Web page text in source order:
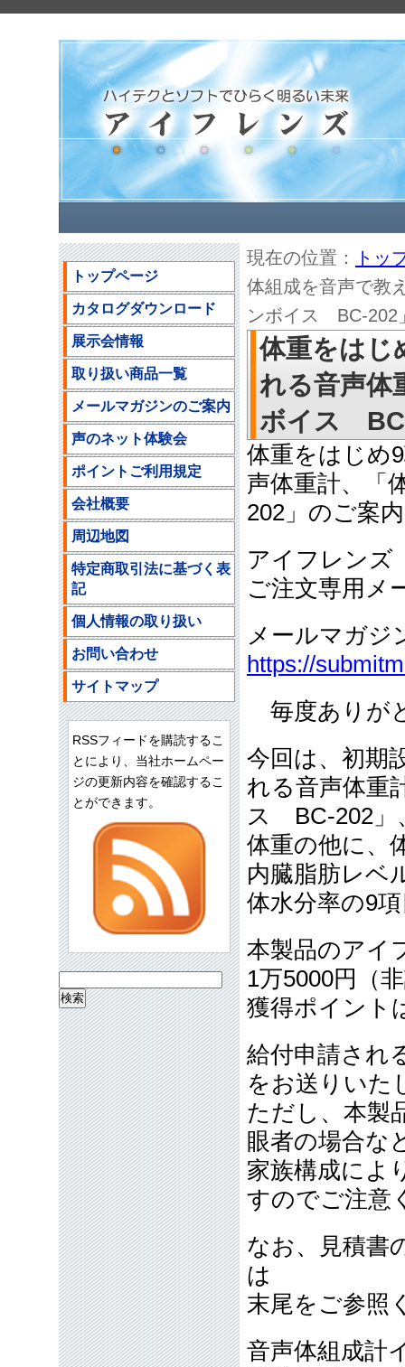
現在の位置：
トッ
体組成を音声で教
ンボイス BC-202
体重をはじ
れる音声体
ボイス
体重をはじめ
声体重計、「
202」のご案内
アイフレン
ご注文専用メ
メールマガジ
https://
毎度ありが
今回は、初期
れる音声体重
ス BC-202」
体重の他に、
内臓脂肪レベ
体水分率の9
本製品のアイ
1万5000円（
獲得ポイント
給付申請され
をお送りいた
ただし、本製
眼者の場合な
家族構成によ
すのでご注意
なお、見積書
は
末尾をご参照
音声体組成計
トップページ
カタログダウンロード
展示会情報
取り扱い商品一覧
メールマガジンのご案内
声のネット体験会
ポイントご利用規定
会社概要
周辺地図
特定商取引法に基づく表
記
個人情報の取り扱い
お問い合わせ
サイトマップ
RSSフィードを購読するこ
とにより、当社ホームペー
ジの更新内容を確認するこ
とができます。
索: